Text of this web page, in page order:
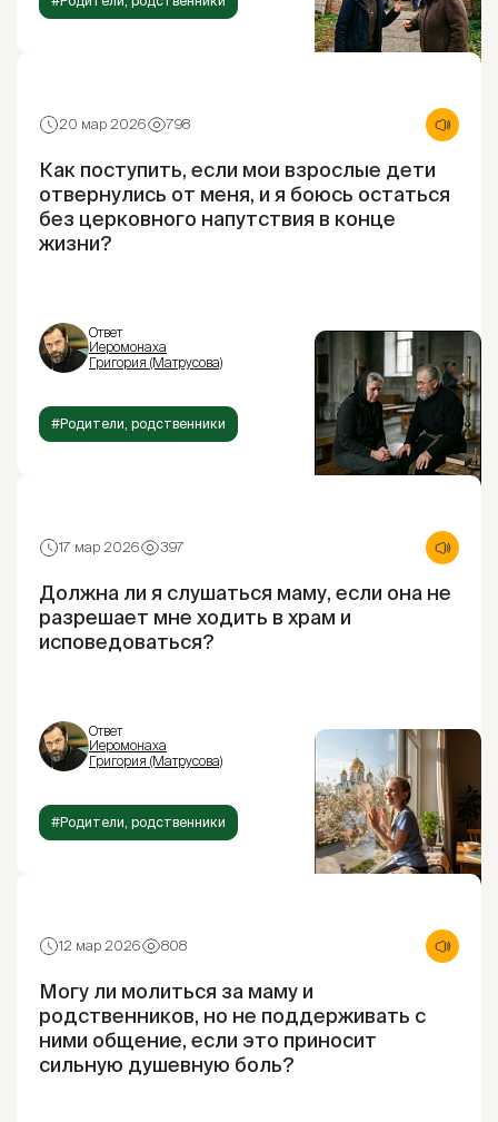
20 мар 2026 798
Как поступить, если мои взрослые дети
отвернулись от меня, и я боюсь остаться
без церковного напутствия в конце
жизни?
Ответ
Иеромонаха
Григория (Матрусова)
#Родители, родственники
17 мар 2026 397
Должна ли я слушаться маму, если она не
разрешает мне ходить в храм и
исповедоваться?
Ответ
Иеромонаха
Григория (Матрусова)
#Родители, родственники
12 мар 2026 808
Могу ли молиться за маму и
родственников, но не поддерживать с
ними общение, если это приносит
сильную душевную боль?